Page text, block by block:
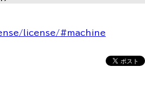
license/#machine